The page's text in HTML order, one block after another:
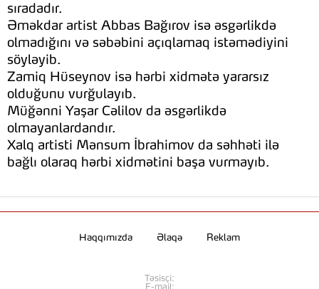
sıradadır.
Əməkdar artist Abbas Bağırov isə əsgərlikdə
olmadığını və səbəbini açıqlamaq istəmədiyini
söyləyib.
Zamiq Hüseynov isə hərbi xidmətə yararsız
olduğunu vurğulayıb.
Müğənni Yaşar Cəlilov da əsgərlikdə
olmayanlardandır.
Xalq artisti Mənsum İbrahimov da səhhəti ilə
bağlı olaraq hərbi xidmətini başa vurmayıb.
Haqqımızda Əlaqə Reklam
Təsisçi: